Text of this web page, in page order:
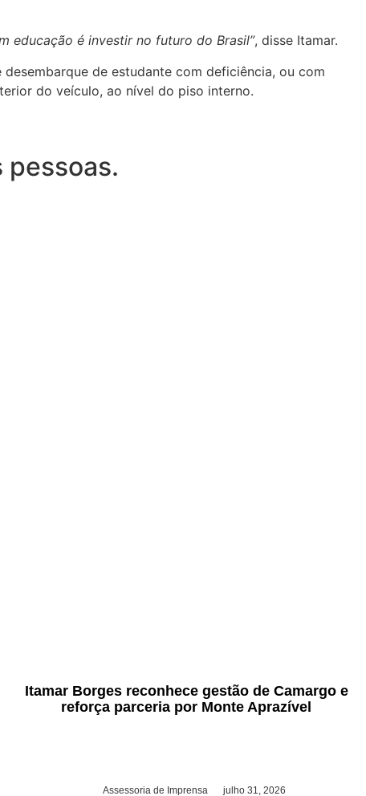
educação é investir no futuro do Brasil”, disse Itamar.
de estudante com deficiência, ou com
do veículo, ao nível do piso interno.
Itamar Borges reconhece gestão de Camargo e
reforça parceria por Monte Aprazível
Assessoria de Imprensa julho 31, 2026